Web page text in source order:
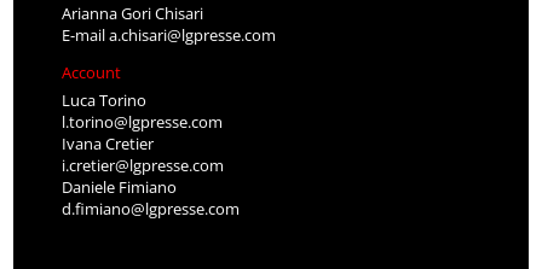
Arianna Gori Chisari
E-maila.chisari@lgpresse.com
Account
Luca Torino
l.torino@lgpresse.com
Ivana Cretier
i.cretier@lgpresse.com
Daniele Fimiano
d.fimiano@lgpresse.com